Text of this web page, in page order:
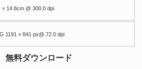
× 14.8cm @ 300.0 dpi
1191 × 841 px@ 72.0 dpi
無料ダウンロード